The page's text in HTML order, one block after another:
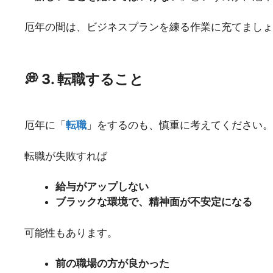
厄年の間は、ビジネスプランを練る作業に充てまし
💭 3. 転職すること
厄年に「 転職 」をするのも、慎重に考えてください。
転職が失敗すれば
給与がアップしない
ブラックな環境で、精神面が不安定になる
可能性もあります。
前の職場の方が良かった